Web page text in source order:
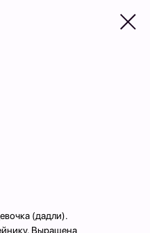
(дадли).
Выращена